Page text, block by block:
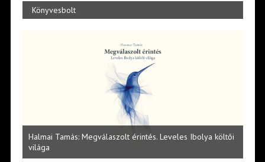
Könyvesbolt
Halmai Tamás: Megválaszolt érintés. Leveles Ibolya költői
világa